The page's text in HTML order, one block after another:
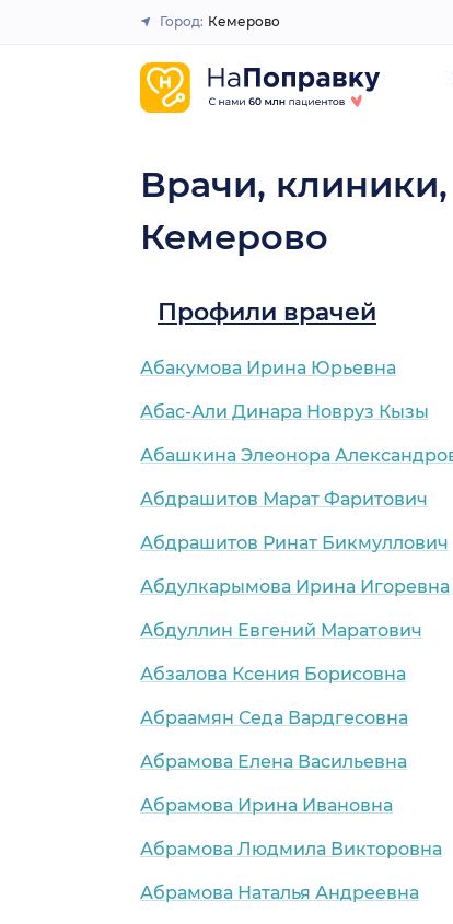
Закрыть
Город: Кемерово
Врачи,
Кемерово
Профили врачей
Абакумова Ирина Юрьевна
Абас-Али Динара Новруз Кызы
Абашкина Элеонора
Абдрашитов Марат Фаритович
Абдрашитов Ринат Бикмуллович
Абдулкарымова Ирина Игоревна
Абдуллин Евгений Маратович
Абзалова Ксения Борисовна
Абраамян Седа Вардгесовна
Абрамова Елена Васильевна
Абрамова Ирина Ивановна
Абрамова Людмила Викторовна
Абрамова Наталья Андреевна